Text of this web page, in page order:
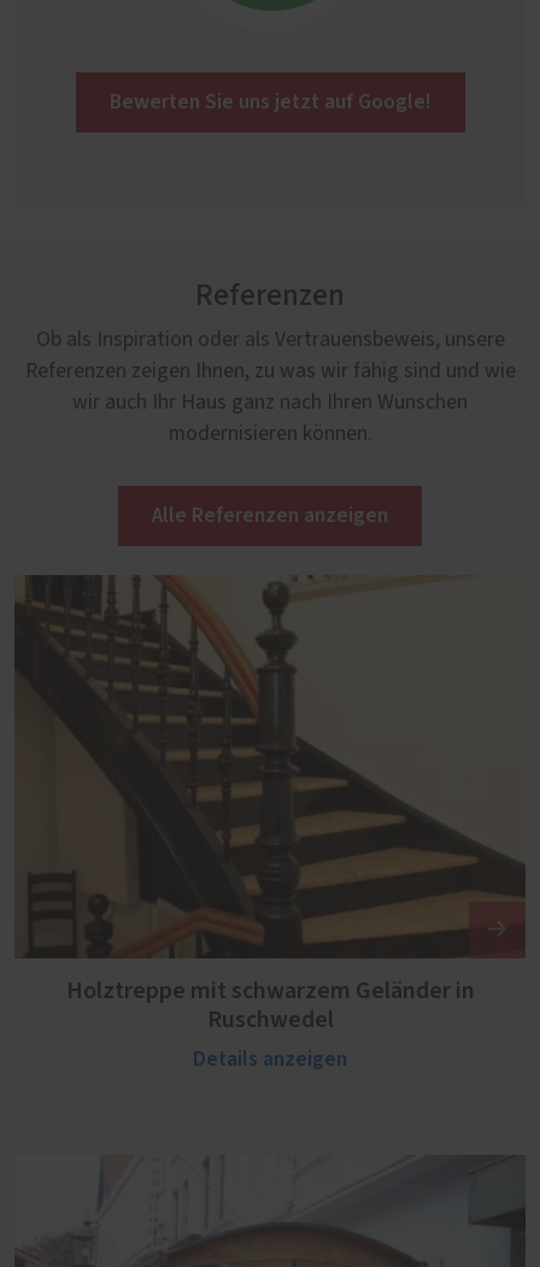
Bewerten Sie uns jetzt auf Google!
Referenzen
Ob als Inspiration oder als Vertrauensbeweis, unsere
Referenzen zeigen Ihnen, zu was wir fähig sind und wie
wir auch Ihr Haus ganz nach Ihren Wünschen
modernisieren können.
Alle Referenzen anzeigen
Holztreppe mit schwarzem Geländer in
Ruschwedel
Details anzeigen